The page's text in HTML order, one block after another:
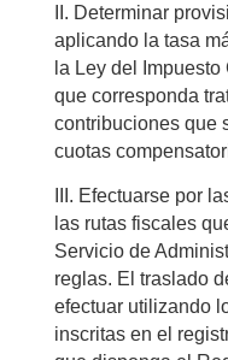
II. Determinar
aplicando la tasa
la Ley del
que corresponda
contribuciones que
cuotas
III. Efectuarse por
las rutas fiscales
Servicio de
reglas. El traslado
efectuar utilizando
inscritas en el